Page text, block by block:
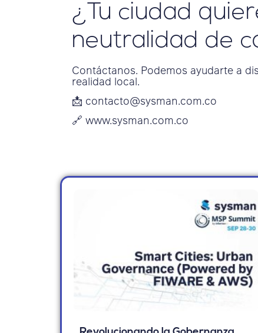
¿Tu ciudad
neutralidad de
Contáctanos. Podemos ayudarte a
realidad local.
📩 contacto@sysman.com.co
🔗 www.sysman.com.co